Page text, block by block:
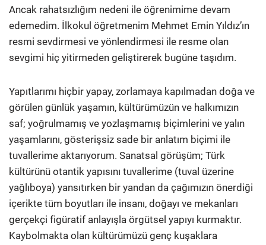
Ancak rahatsızlığım nedeni ile öğrenimime devam
edemedim. İlkokul öğretmenim Mehmet Emin Yıldız’ın
resmi sevdirmesi ve yönlendirmesi ile resme olan
sevgimi hiç yitirmeden geliştirerek bugüne taşıdım.
Yapıtlarımı hiçbir yapay, zorlamaya kapılmadan doğa ve
görülen günlük yaşamın, kültürümüzün ve halkımızın
saf; yoğrulmamış ve yozlaşmamış biçimlerini ve yalın
yaşamlarını, gösterişsiz sade bir anlatım biçimi ile
tuvallerime aktarıyorum. Sanatsal görüşüm; Türk
kültürünü otantik yapısını tuvallerime (tuval üzerine
yağlıboya) yansıtırken bir yandan da çağımızın önerdiği
içerikte tüm boyutları ile insanı, doğayı ve mekanları
gerçekçi figüratif anlayışla örgütsel yapıyı kurmaktır.
Kaybolmakta olan kültürümüzü genç kuşaklara